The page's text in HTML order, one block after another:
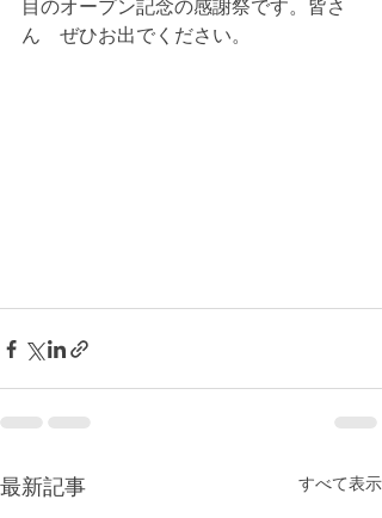
目のオープン記念の感謝祭です。皆さ
ん　ぜひお出でください。
最新記事 すべて表示